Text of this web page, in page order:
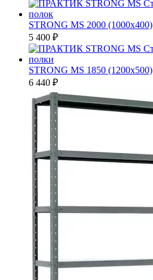
STRONG MS 2000 (1000х400)
5 400 ₽
STRONG MS 1850 (1200х500)
6 440 ₽